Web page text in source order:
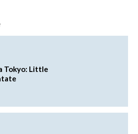
Tokyo: Little